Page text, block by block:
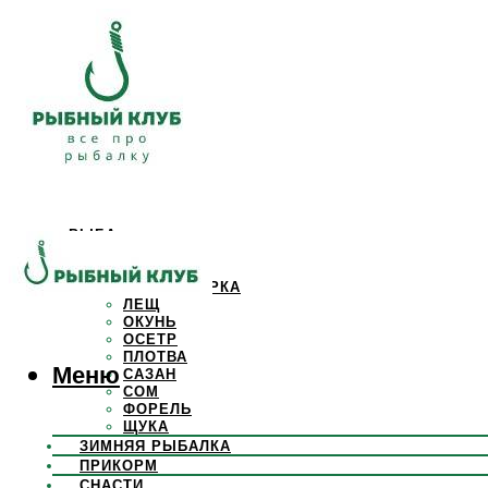
РЫБА
КАРП
КРАСНОПЕРКА
ЛЕЩ
ОКУНЬ
ОСЕТР
ПЛОТВА
САЗАН
СОМ
ФОРЕЛЬ
ЩУКА
ЗИМНЯЯ РЫБАЛКА
ПРИКОРМ
Меню